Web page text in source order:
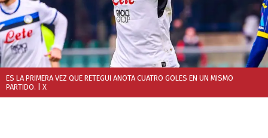
ES LA PRIMERA VEZ QUE RETEGUI ANOTA CUATRO GOLES EN UN MISMO
PARTIDO. | X